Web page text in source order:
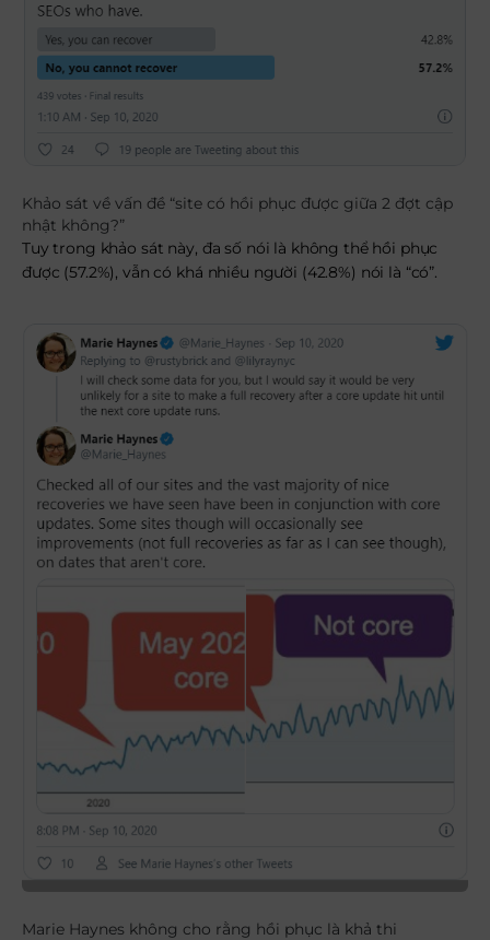
Khảo sát về vấn đề “site có hồi phục được giữa 2 đợt cập
nhật không?”
Tuy trong khảo sát này, đa số nói là không thể hồi phục
được (57.2%), vẫn có khá nhiều người (42.8%) nói là “có”.
Marie Haynes không cho rằng hồi phục là khả thi